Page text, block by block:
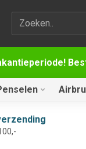
Zoekterm